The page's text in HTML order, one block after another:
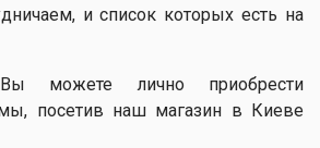
и список которых есть на
можете лично приобрести
посетив наш магазин в Киеве